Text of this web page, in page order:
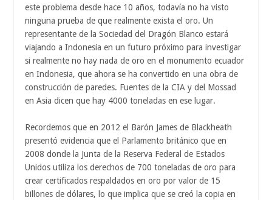
este problema desde hace 10 años, todavía no ha visto
ninguna prueba de que realmente exista el oro. Un
representante de la Sociedad del Dragón Blanco estará
viajando a Indonesia en un futuro próximo para investigar
si realmente no hay nada de oro en el monumento ecuador
en Indonesia, que ahora se ha convertido en una obra de
construcción de paredes. Fuentes de la CIA y del Mossad
en Asia dicen que hay 4000 toneladas en ese lugar.
Recordemos que en 2012 el Barón James de Blackheath
presentó evidencia que el Parlamento británico que en
2008 donde la Junta de la Reserva Federal de Estados
Unidos utiliza los derechos de 700 toneladas de oro para
crear certificados respaldados en oro por valor de 15
billones de dólares, lo que implica que se creó la copia en